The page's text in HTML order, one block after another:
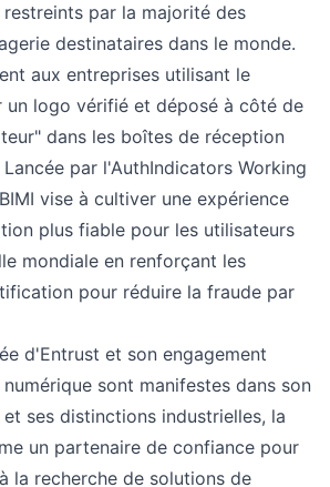
par la majorité des
destinataires dans le monde.
aux entreprises utilisant le
un logo vérifié et déposé à côté de
dans les boîtes de réception
par l'AuthIndicators Working
vise à cultiver une expérience
plus fiable pour les utilisateurs
mondiale en renforçant les
pour réduire la fraude par
d'Entrust et son engagement
sont manifestes dans son
ses distinctions industrielles, la
un partenaire de confiance pour
la recherche de solutions de